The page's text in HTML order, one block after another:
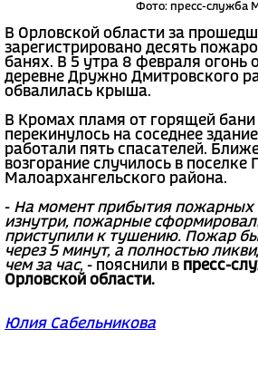
Фото: пресс-служба
В Орловской области за
зарегистрировано десять
банях. В 5 утра 8 февраля огонь
деревне Дружно Дмитровского
обвалилась крыша.
В Кромах пламя от горящей бани
перекинулось на соседнее
работали пять спасателей.
возгорание случилось в поселке
Малоархангельского района.
- На момент прибытия пожарных
изнутри, пожарные
приступили к тушению. Пожар
через 5 минут, а полностью
чем за час, - пояснили в пресс-
Орловской области.
Юлия Сабельникова